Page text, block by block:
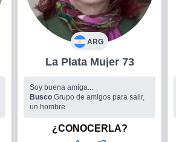
ARG
La Plata Mujer 73
Soy buena amiga...
BuscoGrupo de amigos para salir,
un hombre
¿CONOCERLA?